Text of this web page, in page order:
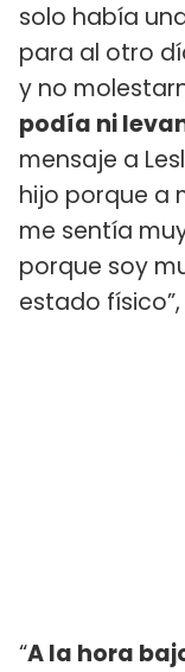
solo había
para al otro
y no
podía ni
mensaje a
hijo porque a
me sentía
porque soy
estado
“A la hora